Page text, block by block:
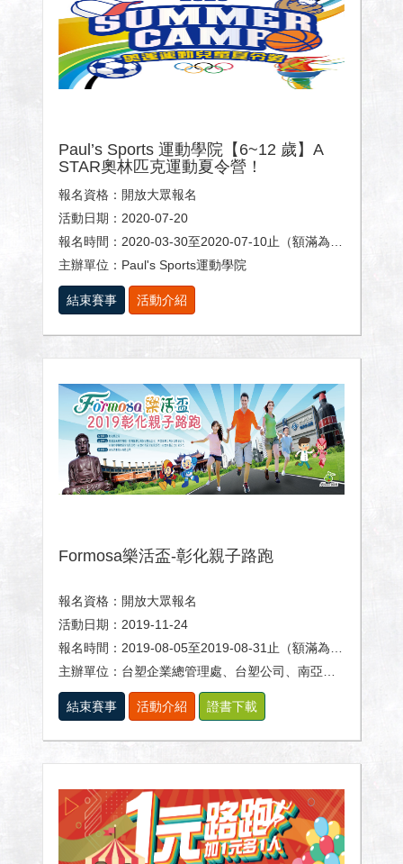
Paul’s Sports 運動學院【6~12 歲】A
STAR奧林匹克運動夏令營！
報名資格：開放大眾報名
活動日期：2020-07-20
報名時間：2020-03-30至2020-07-10止（額滿為止）
主辦單位：Paul's Sports運動學院
結束賽事 活動介紹
Formosa樂活盃-彰化親子路跑
報名資格：開放大眾報名
活動日期：2019-11-24
報名時間：2019-08-05至2019-08-31止（額滿為止）
主辦單位：台塑企業總管理處、台塑公司、南亞公司、台化公司、台塑石化公司、台塑生醫公司
結束賽事 活動介紹 證書下載